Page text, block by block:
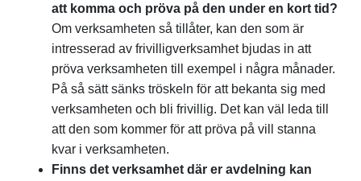
att komma och pröva på den under en kort tid?
Om verksamheten så tillåter, kan den som är
intresserad av frivilligverksamhet bjudas in att
pröva verksamheten till exempel i några månader.
På så sätt sänks tröskeln för att bekanta sig med
verksamheten och bli frivillig. Det kan väl leda till
att den som kommer för att pröva på vill stanna
kvar i verksamheten.
Finns det verksamhet där er avdelning kan